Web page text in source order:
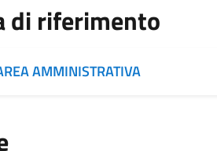
di riferimento
AMMINISTRATIVA